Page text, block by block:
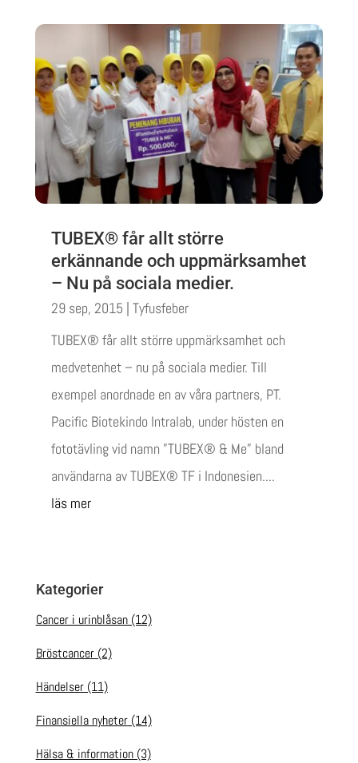
TUBEX® får allt större
erkännande och uppmärksamhet
– Nu på sociala medier.
29 sep, 2015 | Tyfusfeber
TUBEX® får allt större uppmärksamhet och
medvetenhet – nu på sociala medier. Till
exempel anordnade en av våra partners, PT.
Pacific Biotekindo Intralab, under hösten en
fototävling vid namn ”TUBEX® & Me” bland
användarna av TUBEX® TF i Indonesien....
läs mer
Kategorier
Cancer i urinblåsan(12)
Bröstcancer(2)
Händelser(11)
Finansiella nyheter(14)
Hälsa & information(3)